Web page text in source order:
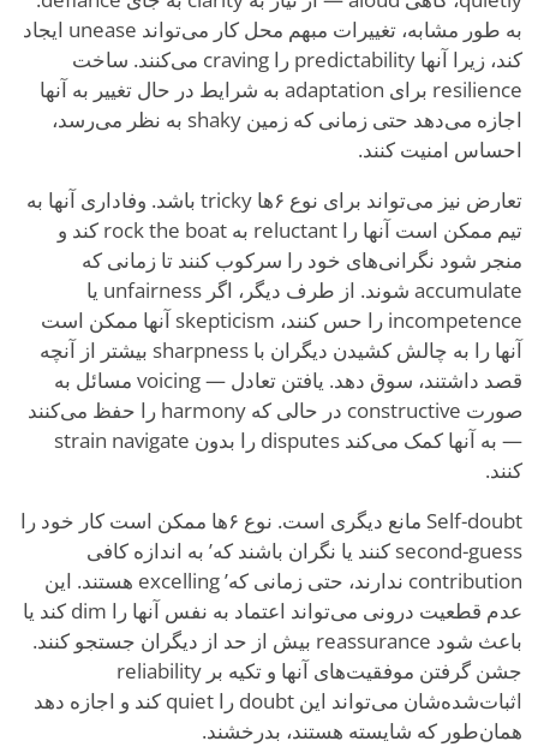
به طور مشابه، تغییرات مبهم محل کار می‌تواند unease ایجاد
کند، زیرا آنها predictability را craving می‌کنند. ساخت
resilience برای adaptation به شرایط در حال تغییر به آنها
اجازه می‌دهد حتی زمانی که زمین shaky به نظر می‌رسد،
احساس امنیت کنند.
تعارض نیز می‌تواند برای نوع ۶ها tricky باشد. وفاداری آنها به
تیم ممکن است آنها را reluctant به rock the boat کند و
منجر شود نگرانی‌های خود را سرکوب کنند تا زمانی که
accumulate شوند. از طرف دیگر، اگر unfairness یا
incompetence را حس کنند، skepticism آنها ممکن است
آنها را به چالش کشیدن دیگران با sharpness بیشتر از آنچه
قصد داشتند، سوق دهد. یافتن تعادل — voicing مسائل به
صورت constructive در حالی که harmony را حفظ می‌کنند
— به آنها کمک می‌کند disputes را بدون strain navigate
کنند.
Self-doubt مانع دیگری است. نوع ۶ها ممکن است کار خود را
second-guess کنند یا نگران باشند که
’ به اندازه کافی
contribution ندارند، حتی زمانی که
’
excelling هستند. این
عدم قطعیت درونی می‌تواند اعتماد به نفس آنها را dim کند یا
باعث شود reassurance بیش از حد از دیگران جستجو کنند.
جشن گرفتن موفقیت‌های آنها و تکیه بر reliability
اثبات‌شده‌شان می‌تواند این doubt را quiet کند و اجازه دهد
همان‌طور که شایسته هستند، بدرخشند.